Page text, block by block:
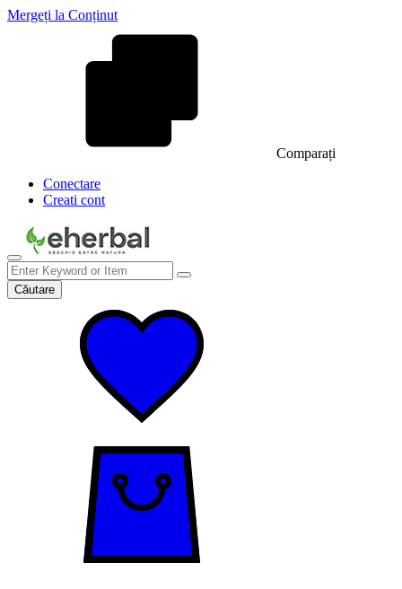
Mergeți la Conținut
Comparați
Conectare
Creati cont
Căutare